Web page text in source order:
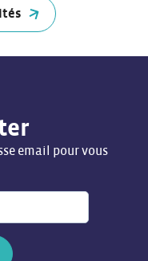
email pour vous